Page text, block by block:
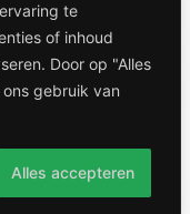
te
of inhoud
Door op "Alles
gebruik van
Alles accepteren